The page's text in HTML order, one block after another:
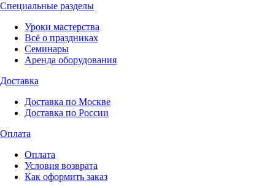
Специальные разделы
Уроки мастерства
Всё о праздниках
Семинары
Аренда оборудования
Доставка
Доставка по Москве
Доставка по России
Оплата
Оплата
Условия возврата
Как оформить заказ